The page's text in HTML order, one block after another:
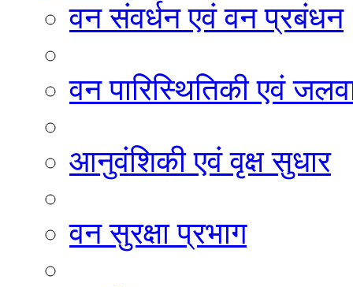
वन संवर्धन एवं वन प्रबंधन
वन पारिस्थितिकी एवं
आनुवंशिकी एवं वृक्ष सुधार
वन सुरक्षा प्रभाग